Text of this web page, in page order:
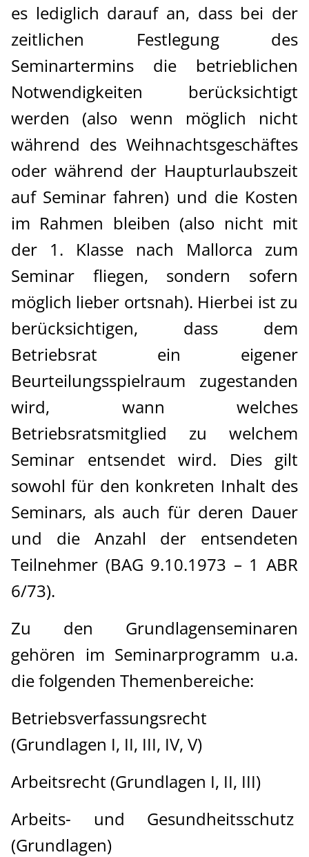
es lediglich darauf an, dass bei der
zeitlichen Festlegung des
Seminartermins die betrieblichen
Notwendigkeiten berücksichtigt
werden (also wenn möglich nicht
während des Weihnachtsgeschäftes
oder während der Haupturlaubszeit
auf Seminar fahren) und die Kosten
im Rahmen bleiben (also nicht mit
der 1. Klasse nach Mallorca zum
Seminar fliegen, sondern sofern
möglich lieber ortsnah). Hierbei ist zu
berücksichtigen, dass dem
Betriebsrat ein eigener
Beurteilungsspielraum zugestanden
wird, wann welches
Betriebsratsmitglied zu welchem
Seminar entsendet wird. Dies gilt
sowohl für den konkreten Inhalt des
Seminars, als auch für deren Dauer
und die Anzahl der entsendeten
Teilnehmer (BAG 9.10.1973 – 1 ABR
6/73).
Zu den Grundlagenseminaren
gehören im Seminarprogramm u.a.
die folgenden Themenbereiche:
Betriebsverfassungsrecht
(Grundlagen I, II, III, IV, V)
Arbeitsrecht (Grundlagen I, II, III)
Arbeits- und Gesundheitsschutz
(Grundlagen)